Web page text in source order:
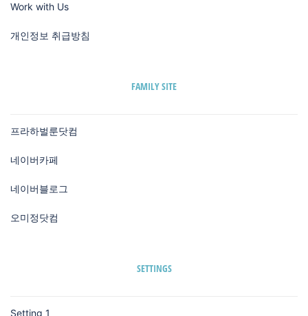
Work with Us
개인정보 취급방침
FAMILY SITE
프라하벌룬닷컴
네이버카페
네이버블로그
오미정닷컴
SETTINGS
Setting 1